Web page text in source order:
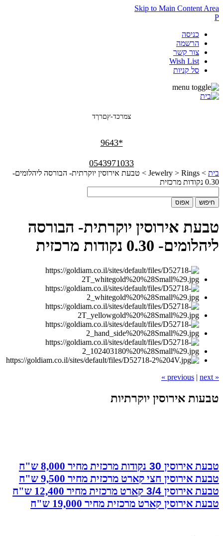
Skip to Main Content Area
P
כניסה
הרשמה
צור קשר
Wish List
סל קניות
צמרכד-ץםרךד
*9643
0543971033
בית >
Jewelry > Rings
> טבעת אירוסין יוקרתית- הבורסה ליהלומים-
0.30 נקודות מרכזית
טבעת אירוסין יוקרתית- הבורסה
ליהלומים- 0.30 נקודות מרכזית
« previous
| next »
טבעות אירוסין יוקרתיות
טבעת אירוסין
נקודות מרכזית מחיר 8,000 ש"ח
טבעת אירוסין חצי קארט מרכזית מחיר 9,500 ש"ח
טבעת אירוסין
קארט מרכזית מחיר 12,400 ש"ח
טבעת אירוסין קארט מרכזית מחיר 19,000 ש"ח